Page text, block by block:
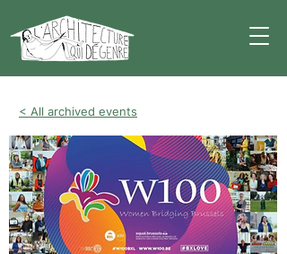
< All archived events